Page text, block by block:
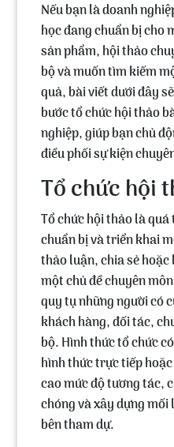
Nếu bạn là doanh
học đang chuẩn bị cho
sản phẩm, hội thảo
bộ và muốn tìm kiếm
quả, bài viết dưới đây
bước tổ chức hội thảo
nghiệp, giúp bạn chủ
điều phối sự kiện
Tổ chức hội
Tổ chức hội thảolà
chuẩn bịvàtriển khai
thảo luận, chia sẻ
một chủ đề chuyên
quy tụ những người có
khách hàng, đối tác,
bộ. Hình thức tổ chức
hình thức trực tiếp
cao mức độ tương tác,
chóng và xây dựng
bên tham dự.